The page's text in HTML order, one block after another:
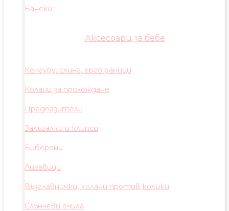
Бански
Аксесоари за бебе
Кенгуру, слинг, ерго раници
Колани за прохождане
Предпазители
Залъгалки и клипси
Биберони
Лигавици
Възглавнички, колани против колики
Слънчеви очила